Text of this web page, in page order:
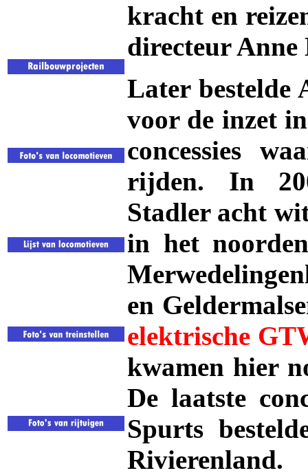
kracht en
directeur
Later bestelde
voor de inzet
concessies
rijden. In
Stadler acht
in het
en
elektrische
kwamen hier
De laatste
Spurts
Rivierenland.